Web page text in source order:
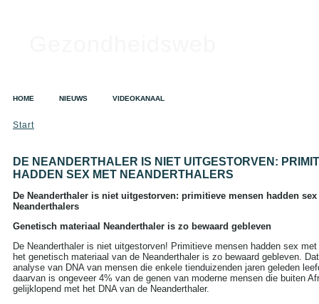
HOME NIEUWS VIDEOKANAAL
Start
DE NEANDERTHALER IS NIET UITGESTORVEN:
HADDEN SEX MET NEANDERTHALERS
De Neanderthaler is niet uitgestorven: primitieve mensen hadden sex
Neanderthalers
Genetisch materiaal Neanderthaler is zo bewaard gebleven
De Neanderthaler is niet uitgestorven! Primitieve mensen hadden sex
het genetisch materiaal van de Neanderthaler is zo bewaard gebleven.
analyse van DNA van mensen die enkele tienduizenden jaren geleden
daarvan is ongeveer 4% van de genen van moderne mensen die buiten
gelijklopend met het DNA van de Neanderthaler.